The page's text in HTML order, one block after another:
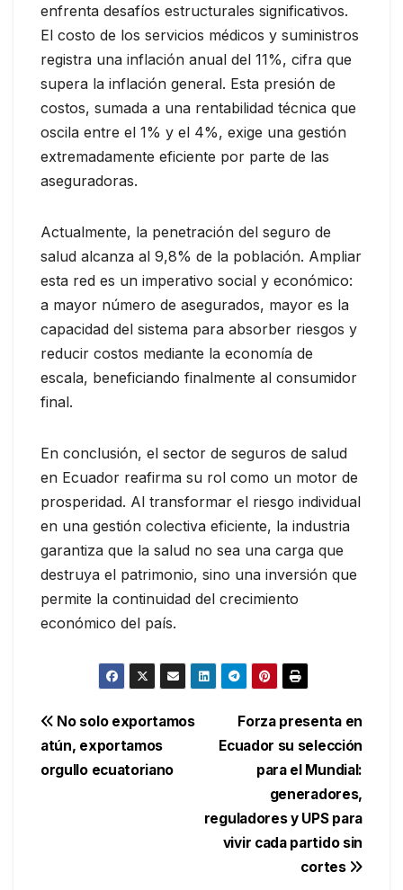
enfrenta desafíos estructurales significativos.
El costo de los servicios médicos y suministros
registra una inflación anual del 11%, cifra que
supera la inflación general. Esta presión de
costos, sumada a una rentabilidad técnica que
oscila entre el 1% y el 4%, exige una gestión
extremadamente eficiente por parte de las
aseguradoras.
Actualmente, la penetración del seguro de
salud alcanza al 9,8% de la población. Ampliar
esta red es un imperativo social y económico:
a mayor número de asegurados, mayor es la
capacidad del sistema para absorber riesgos y
reducir costos mediante la economía de
escala, beneficiando finalmente al consumidor
final.
En conclusión, el sector de seguros de salud
en Ecuador reafirma su rol como un motor de
prosperidad. Al transformar el riesgo individual
en una gestión colectiva eficiente, la industria
garantiza que la salud no sea una carga que
destruya el patrimonio, sino una inversión que
permite la continuidad del crecimiento
económico del país.
Navegación
de
Forza presenta en
Ecuador su selección
para el Mundial:
generadores,
reguladores y UPS para
vivir cada partido sin
cortes
No solo exportamos
atún, exportamos
orgullo ecuatoriano